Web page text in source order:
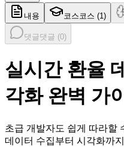
내용 코스 코스 (1 )
댓글댓글 (0)
실시간 환율
각화 완벽 가
초급 개발자도 쉽게 따라할
데이터 수집부터 시각화까